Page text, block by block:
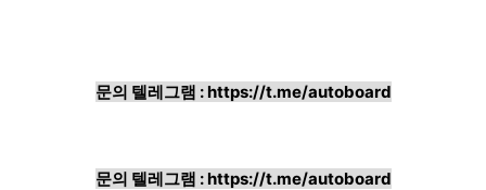
문의 텔레그램 :https://t.me/autoboard
문의 텔레그램 :https://t.me/autoboard